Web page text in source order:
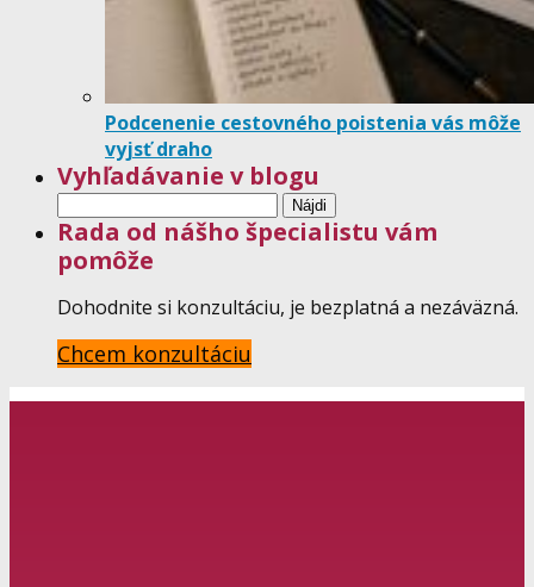
Podcenenie cestovného poistenia vás môže
vyjsť draho
Vyhľadávanie v blogu
Hľadať:
Rada od nášho špecialistu vám
pomôže
Dohodnite si konzultáciu, je bezplatná a nezáväzná.
Chcem konzultáciu